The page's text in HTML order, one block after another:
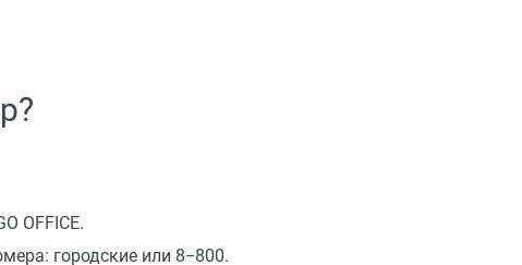
OFFICE.
городские или 8−800.